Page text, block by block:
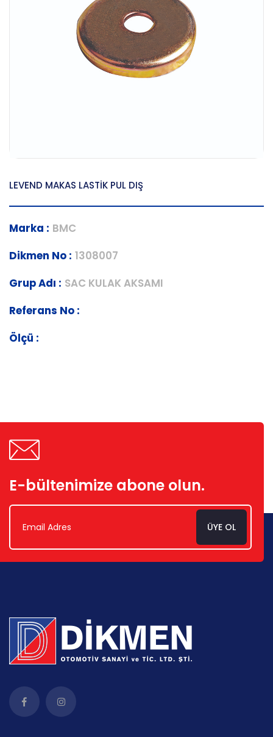
LEVEND MAKAS LASTİK PUL DIŞ
Marka : BMC
Dikmen No : 1308007
Grup Adı : SAC KULAK AKSAMI
Referans No :
Ölçü :
E-bültenimize abone olun.
ÜYE OL